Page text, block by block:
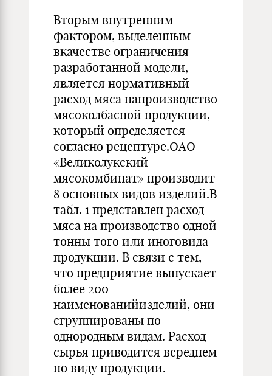
Вторым внутренним
фактором, выделенным
вкачестве ограничения
разработанной модели,
является нормативный
расход мяса напроизводство
мясоколбасной продукции,
который определяется
согласно рецептуре.ОАО
«Великолукский
мясокомбинат» производит
8 основных видов изделий.В
табл. 1 представлен расход
мяса на производство одной
тонны того или иноговида
продукции. В связи с тем,
что предприятие выпускает
более 200
наименованийизделий, они
сгруппированы по
однородным видам. Расход
сырья приводится всреднем
по виду продукции.